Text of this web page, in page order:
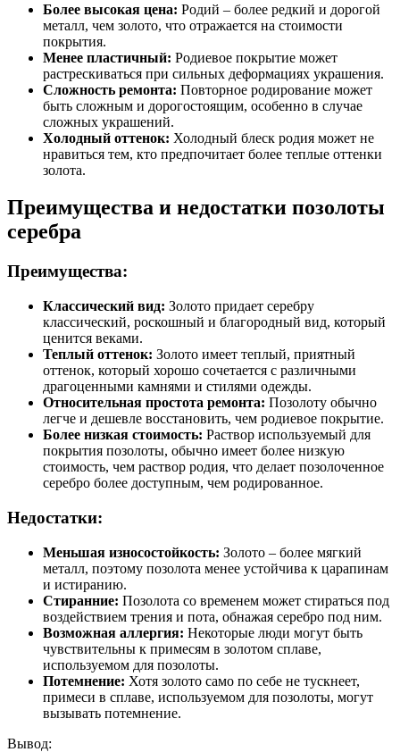
Более высокая цена: Родий – более редкий и дорогой
металл, чем золото, что отражается на стоимости
покрытия.
Менее пластичный: Родиевое покрытие может
растрескиваться при сильных деформациях украшения.
Сложность ремонта: Повторное родирование может
быть сложным и дорогостоящим, особенно в случае
сложных украшений.
Холодный оттенок: Холодный блеск родия может не
нравиться тем, кто предпочитает более теплые оттенки
золота.
Преимущества и недостатки позолоты
серебра
Преимущества:
Классический вид: Золото придает серебру
классический, роскошный и благородный вид, который
ценится веками.
Теплый оттенок: Золото имеет теплый, приятный
оттенок, который хорошо сочетается с различными
драгоценными камнями и стилями одежды.
Относительная простота ремонта: Позолоту обычно
легче и дешевле восстановить, чем родиевое покрытие.
Более низкая стоимость: Раствор используемый для
покрытия позолоты, обычно имеет более низкую
стоимость, чем раствор родия, что делает позолоченное
серебро более доступным, чем родированное.
Недостатки:
Меньшая износостойкость: Золото – более мягкий
металл, поэтому позолота менее устойчива к царапинам
и истиранию.
Стиранние: Позолота со временем может стираться под
воздействием трения и пота, обнажая серебро под ним.
Возможная аллергия: Некоторые люди могут быть
чувствительны к примесям в золотом сплаве,
используемом для позолоты.
Потемнение: Хотя золото само по себе не тускнеет,
примеси в сплаве, используемом для позолоты, могут
вызывать потемнение.
Вывод: